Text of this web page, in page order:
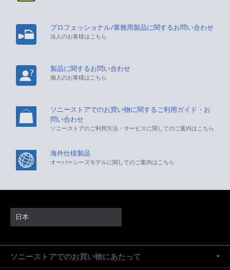
プロフェッショナル/業務用製品に関するお問い合わせ
法人のお客様はこちら
製品に関するお問い合わせ
個人のお客様はこちら
ソニーストアでのお買い物に関するご利用ガイド・お
問い合わせ
ソニーストアのご利用方法・サービスに関してのご案内はこちら
海外仕様製品
オーバーシーズモデルに関してのご案内はこちら
日本
ソニーストアでのお買い物にあたって